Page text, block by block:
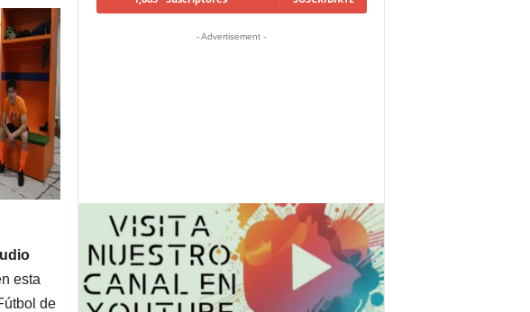
esta
de
- Advertisement -